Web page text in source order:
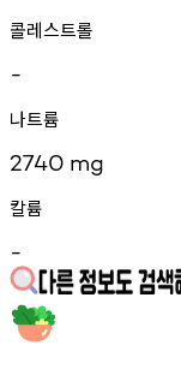
콜레스트롤
-
나트륨
2740 mg
칼륨
-